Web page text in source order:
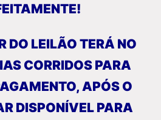
DO LEILÃO TERÁ NO
CORRIDOS PARA
APÓS O
DISPONÍVEL PARA